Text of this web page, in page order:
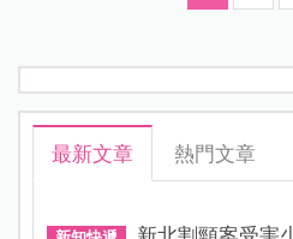
最新文章 熱門文章